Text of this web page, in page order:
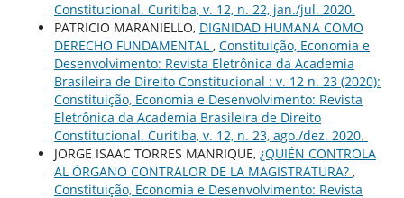
Constitucional. Curitiba, v. 12, n. 22, jan./jul. 2020.
PATRICIO MARANIELLO, DIGNIDAD HUMANA COMO
DERECHO FUNDAMENTAL , Constituição, Economia e
Desenvolvimento: Revista Eletrônica da Academia
Brasileira de Direito Constitucional : v. 12 n. 23 (2020):
Constituição, Economia e Desenvolvimento: Revista
Eletrônica da Academia Brasileira de Direito
Constitucional. Curitiba, v. 12, n. 23, ago./dez. 2020.
JORGE ISAAC TORRES MANRIQUE, ¿QUIÉN CONTROLA
AL ÓRGANO CONTRALOR DE LA MAGISTRATURA? ,
Constituição, Economia e Desenvolvimento: Revista